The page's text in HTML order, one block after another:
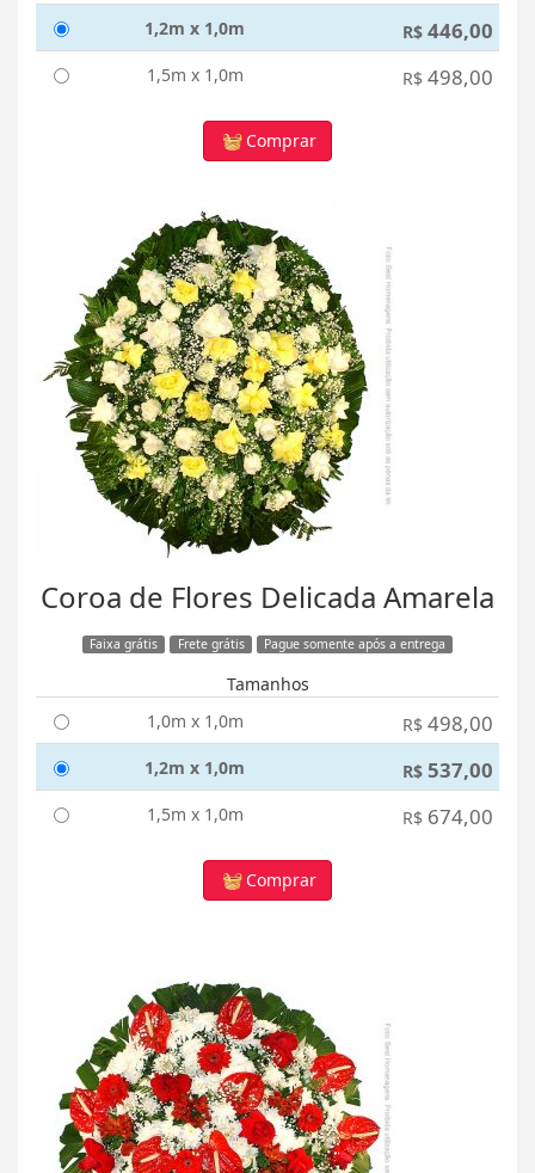
1,2m x 1,0m R$ 446,00
1,5m x 1,0m R$ 498,00
Comprar
Coroa de Flores Delicada Amarela
Faixa grátis Frete grátis Pague somente após a entrega
Tamanhos
1,0m x 1,0m
R$ 498,00
1,2m x 1,0m R$ 537,00
1,5m x 1,0m R$ 674,00
Comprar